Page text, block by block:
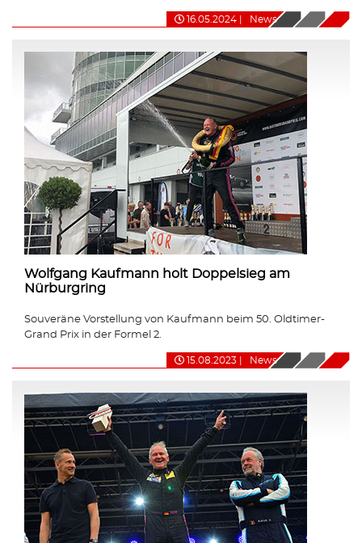
16.05.2024 News
Wolfgang Kaufmann holt Doppelsieg am
Nürburgring
Souveräne Vorstellung von Kaufmann beim 50. Oldtimer-
Grand Prix in der Formel 2.
15.08.2023 News